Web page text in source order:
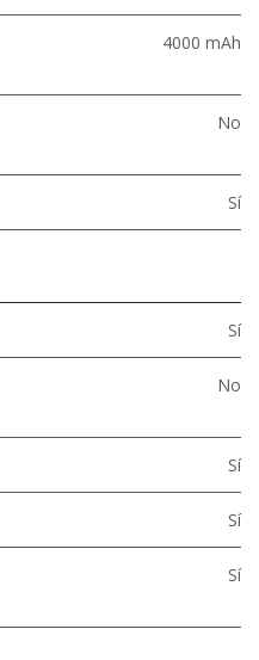
4000 mAh
No
Sí
Sí
No
Sí
Sí
Sí